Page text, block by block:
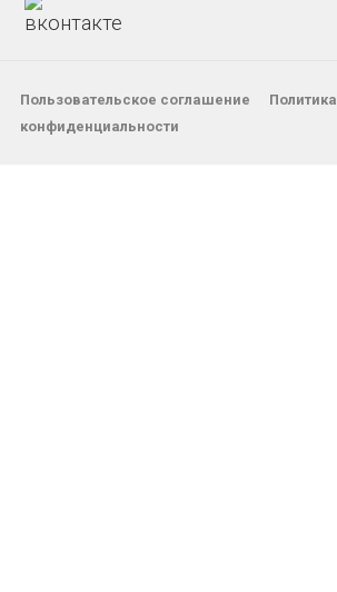
Пользовательское соглашение
Политика
конфиденциальности